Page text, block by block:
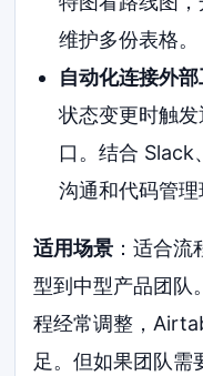
维护多份表格。
自动化连接外
状态变更时触
口。结合 Slack
沟通和代码管理
适用场景 ：适合
型到中型产品团队
程经常调整，
足。但如果团队需